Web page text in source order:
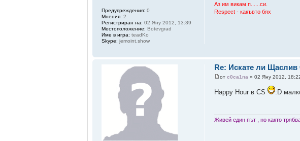
Аз им викам п......си.
Respect - какъвто бях
Предупреждения: 0
Мнения: 2
Регистриран на: 02 Яну 2012, 13:39
Местоположение: Botevgrad
Име в игра: teadKo
Skype: jemoint.show
Re: Искате ли Щаслив
отc0ca1na » 02 Яну 2012,
Happy Hour в CS :D
Живей един път , но както